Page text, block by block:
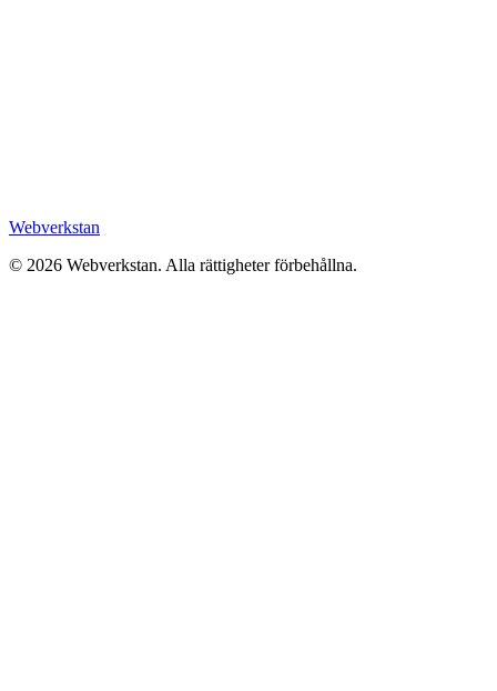
Webverkstan
© 2026 Webverkstan. Alla rättigheter förbehållna.